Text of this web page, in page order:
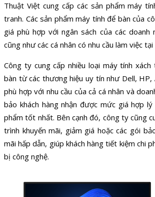
Thuật Việt cung cấp các sản phẩm máy
tranh. Các sản phẩm máy tính để bàn của
giá phù hợp với ngân sách của các doanh
cũng như các cá nhân có nhu cầu làm việc tại
Công ty cung cấp nhiều loại máy tính
bàn từ các thương hiệu uy tín như Dell, HP,
phù hợp với nhu cầu của cả cá nhân và
bảo khách hàng nhận được mức giá hợp
phẩm tốt nhất. Bên cạnh đó, công ty cũng
trình khuyến mãi, giảm giá hoặc các gói
mãi hấp dẫn, giúp khách hàng tiết kiệm chi
bị công nghệ.